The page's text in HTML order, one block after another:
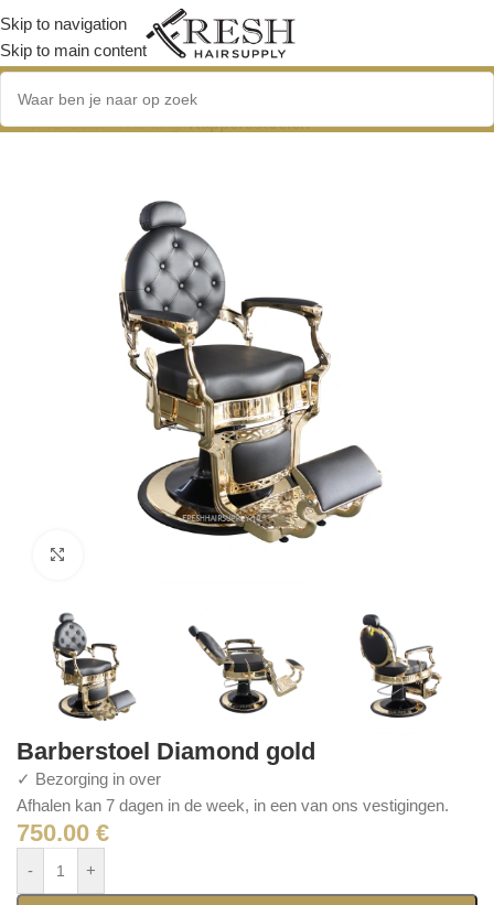
Skip to navigation
Skip to main content
Home/ Salon-inrichting/ Kappersstoelen
Barberstoel Diamond gold
✓ Bezorging in over
Afhalen kan 7 dagen in de week, in een van ons vestigingen.
750.00 €
- +